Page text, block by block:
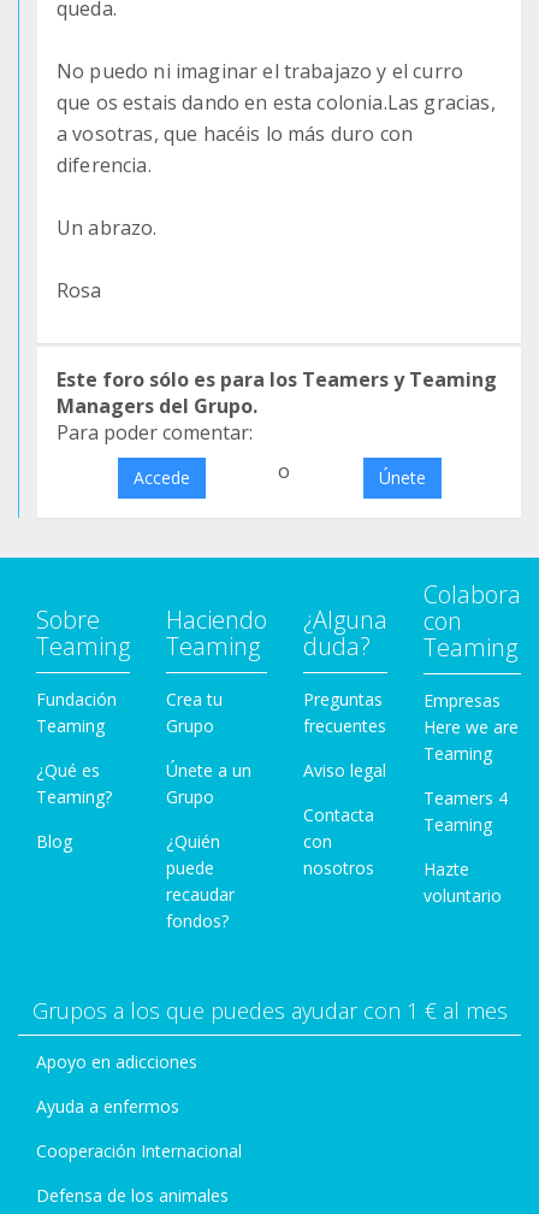
queda.
No puedo ni imaginar el trabajazo y el curro
que os estais dando en esta colonia.Las gracias,
a vosotras, que hacéis lo más duro con
diferencia.
Un abrazo.
Rosa
Este foro sólo es para los Teamers y Teaming
Managers del Grupo.
Para poder comentar:
Accede o Únete
Sobre
Teaming
Fundación
Teaming
¿Qué es
Teaming?
Blog
Haciendo
Teaming
Crea tu
Grupo
Únete a un
Grupo
¿Quién
puede
recaudar
fondos?
¿Alguna
duda?
Preguntas
frecuentes
Aviso legal
Contacta
con
nosotros
Colabora
con
Teaming
Empresas
Here we are
Teaming
Teamers 4
Teaming
Hazte
voluntario
Grupos a los que puedes ayudar con 1 € al mes
Apoyo en adicciones
Ayuda a enfermos
Cooperación Internacional
Defensa de los animales